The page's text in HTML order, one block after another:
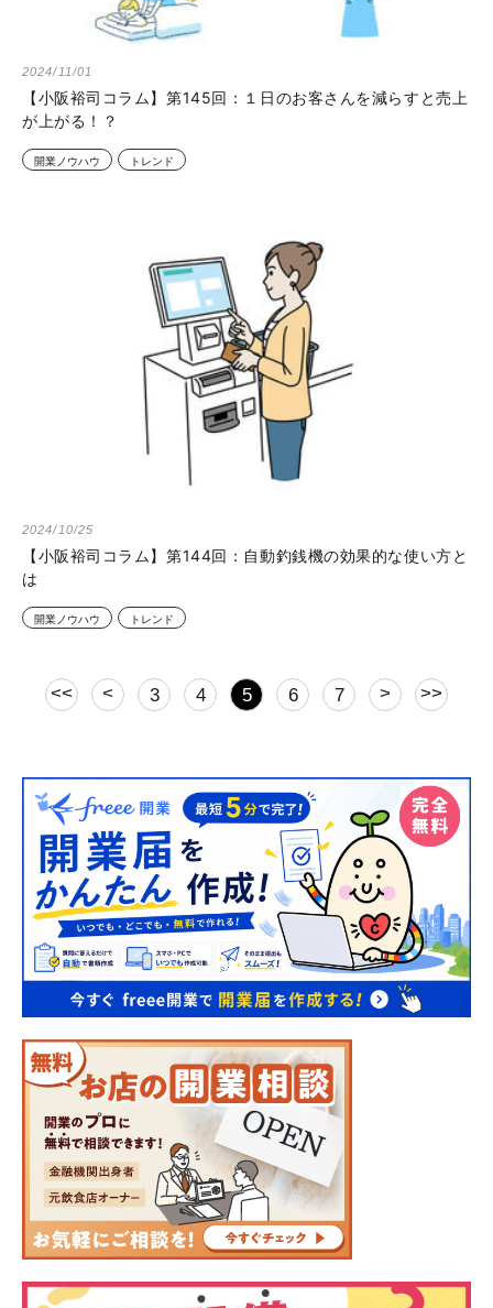
2024/11/01
【小阪裕司コラム】第145回：１日のお客さんを減らすと売上
が上がる！？
開業ノウハウ トレンド
2024/10/25
【小阪裕司コラム】第144回：自動釣銭機の効果的な使い方と
は
開業ノウハウ トレンド
<< < 3 4 5 6 7 > >>